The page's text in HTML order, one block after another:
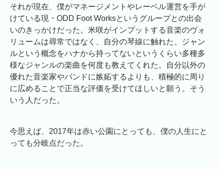
それが現在、僕がマネージメントやレーベル運営を手が
けている現・ODD Foot Worksというグループとの出会
いのきっかけだった。米咲がインプットする音楽のヴォ
リュームは尋常ではなく、自分の琴線に触れた、ジャン
ルという概念をハナから持ってないというくらい多種多
様なジャンルの楽曲を何度も教えてくれた。自分以外の
優れた音楽家やバンドに嫉妬するよりも、積極的に周り
に広めることで正当な評価を受けてほしいと願う。そう
いう人だった。
今思えば、2017年は赤い公園にとっても、僕の人生にと
っても分岐点だった。